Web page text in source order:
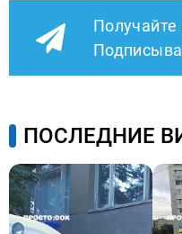
Получайте
ПОСЛЕДНИЕ